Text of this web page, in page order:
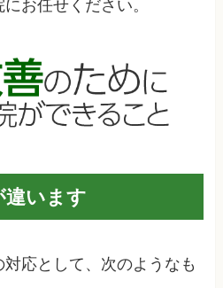
います
応として、次のようなも